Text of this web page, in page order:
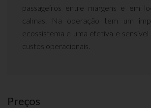
passageiros entre margens e em
calmas. Na operação tem um
ecossistema e uma efetiva e sensível
custos operacionais.
Preços